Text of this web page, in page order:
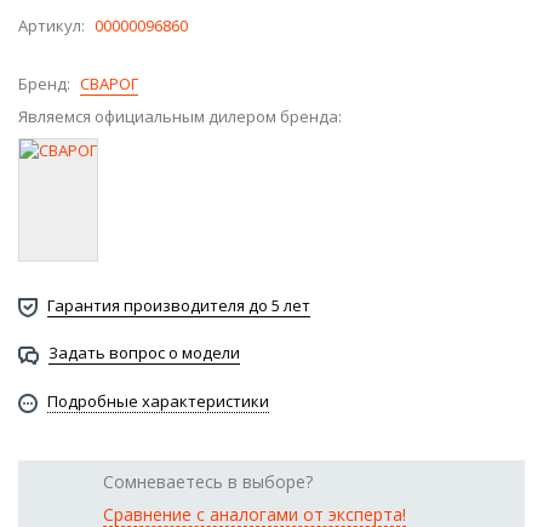
Артикул: 00000096860
Бренд: СВАРОГ
Являемся официальным дилером бренда:
Гарантия производителя до 5 лет
Задать вопрос о модели
Подробные характеристики
Сомневаетесь в выборе?
Сравнение с аналогами от эксперта!